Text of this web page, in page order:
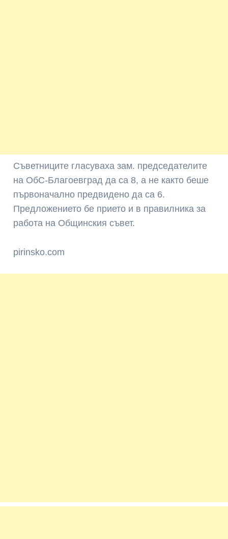
Съветниците гласуваха зам. председателите
на ОбС-Благоевград да са 8, а не както беше
първоначално предвидено да са 6.
Предложението бе прието и в правилника за
работа на Общинския съвет.
pirinsko.com